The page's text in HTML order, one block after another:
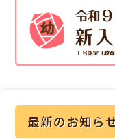
最新のお知ら